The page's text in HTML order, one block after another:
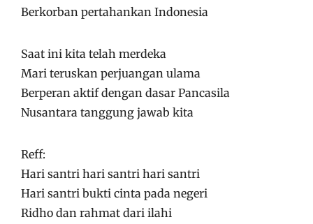
Berkorban pertahankan Indonesia
Saat ini kita telah merdeka
Mari teruskan perjuangan ulama
Berperan aktif dengan dasar Pancasila
Nusantara tanggung jawab kita
Reff:
Hari santri hari santri hari santri
Hari santri bukti cinta pada negeri
Ridho dan rahmat dari ilahi